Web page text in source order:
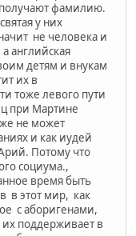
получают фамилию.
у них
не человека и
английская
детям и внукам
их в
тоже левого пути
при Мартине
не может
и как иудей
Потому что
социума.,
время быть
этот мир, как
с аборигенами,
их поддерживает в